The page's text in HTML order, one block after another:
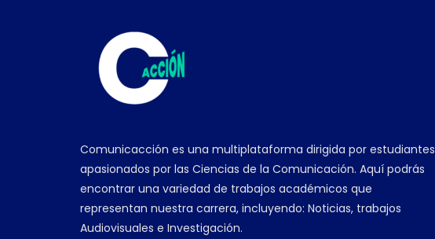
Comunicacción es una multiplataforma dirigida por estudiantes
apasionados por las Ciencias de la Comunicación. Aquí podrás
encontrar una variedad de trabajos académicos que
representan nuestra carrera, incluyendo: Noticias, trabajos
Audiovisuales e Investigación.